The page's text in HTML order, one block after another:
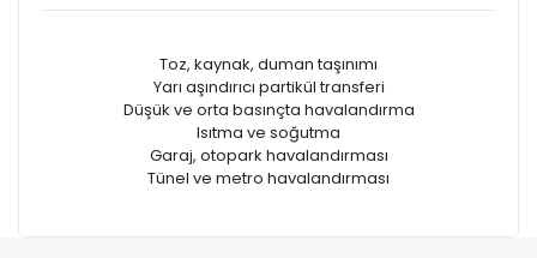
Toz, kaynak, duman taşınımı
Yarı aşındırıcı partikül transferi
Düşük ve orta basınçta havalandırma
Isıtma ve soğutma
Garaj, otopark havalandırması
Tünel ve metro havalandırması